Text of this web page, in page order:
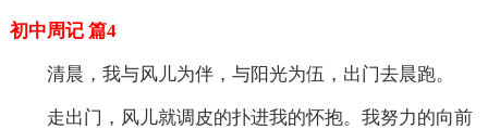
初中周记 篇4
清晨，我与风儿为伴，与阳光为伍，出门去晨跑。
走出门，风儿就调皮的扑进我的怀抱。我努力的向前